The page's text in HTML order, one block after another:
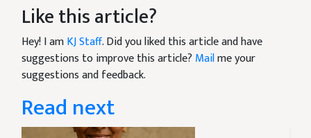
Like this article?
Hey! I amKJ Staff. Did you liked this article and have
suggestions to improve this article? Mailme your
suggestions and feedback.
Read next